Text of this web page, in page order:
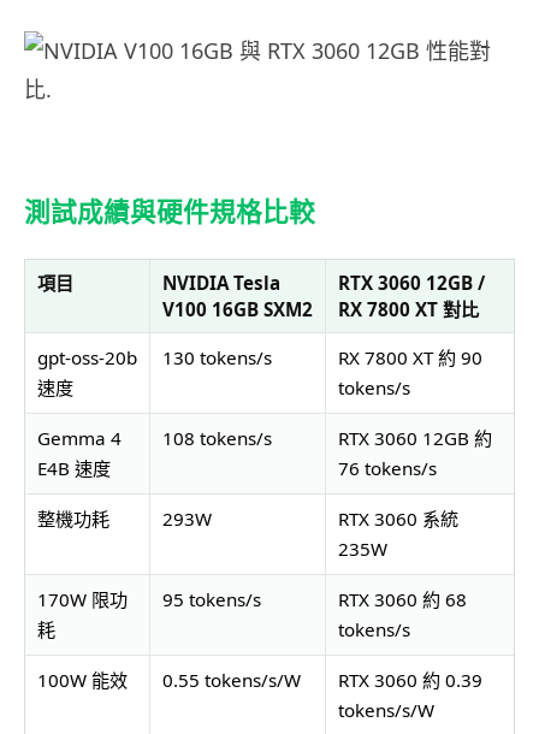
測試成績與硬件規格比較
項目
NVIDIA Tesla
V100 16GB SXM2
RTX 3060 12GB /
RX 7800 XT 對比
gpt-oss-20b
速度
130 tokens/s
RX 7800 XT 約 90
tokens/s
Gemma 4
E4B 速度
108 tokens/s
RTX 3060 12GB 約
76 tokens/s
整機功耗 293W
RTX 3060 系統
235W
170W 限功
耗
95 tokens/s
RTX 3060 約 68
tokens/s
100W 能效 0.55 tokens/s/W
RTX 3060 約 0.39
tokens/s/W